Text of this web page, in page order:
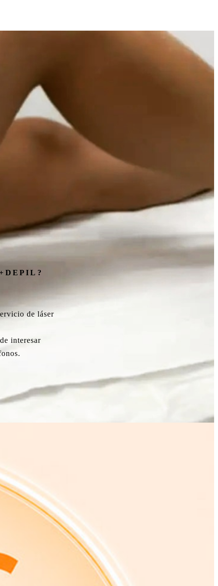
de láser
interesar